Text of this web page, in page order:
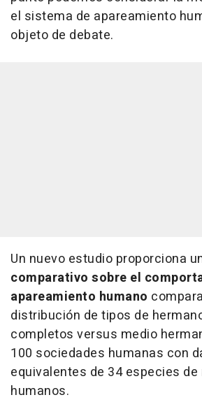
el sistema de apareamiento
objeto de debate.
Un nuevo estudio proporciona
comparativo sobre el
apareamiento humano
distribución de tipos de
completos versus medio
100 sociedades humanas con
equivalentes de 34 especies
humanos.